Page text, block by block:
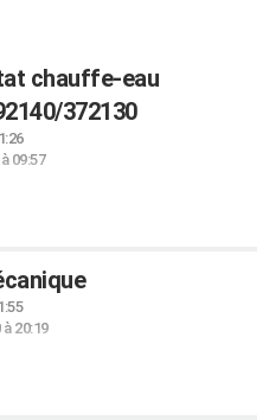
chauffe-eau
372130
09:57
20:19